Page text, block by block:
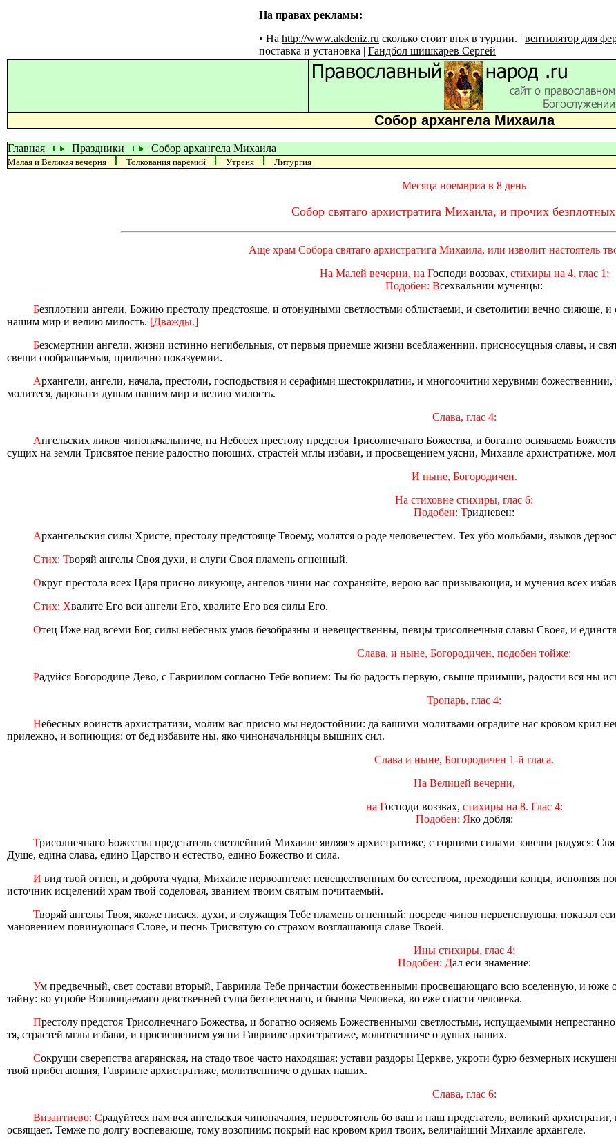
На правах рекламы:
• На http://www.akdeniz.ru сколько стоит внж в турции. | вентилятор для
поставка и установка | Гандбол шишкарев Сергей
Собор архангела Михаила
Главная Праздники Собор архангела Михаила
Малая и Великая вечерня Толкования паремий Утреня Литургия
Месяца ноемвриа в 8 день
Собор святаго архистратига Михаила, и прочих
Аще храм Собора святаго архистратига Михаила, или изволит настоятель
На Малей вечерни, на Господи воззвах, стихиры на 4, глас 1:
Подобен: Всехвальнии мученцы:
Безплотнии ангели, Божию престолу предстояще, и отонудными светлостьми облистаеми, и светолитии вечно сияюще,
нашим мир и велию милость. [Дважды.]
Безсмертнии ангели, жизни истинно негибельныя, от первыя приемше жизни всеблаженнии, присносущныя славы, и
свещи сообращаемыя, прилично показуемии.
Архангели, ангели, начала, престоли, господьствия и серафими шестокрилатии, и многоочитии херувими
молитеся, даровати душам нашим мир и велию милость.
Слава, глас 4:
Ангельских ликов чиноначальниче, на Небесех престолу предстоя Трисолнечнаго Божества, и богатно осияваемь
сущих на земли Трисвятое пение радостно поющих, страстей мглы избави, и просвещением уясни, Михаиле архистратиже,
И ныне, Богородичен.
На стиховне стихиры, глас 6:
Подобен: Тридневен:
Архангельския силы Христе, престолу предстояще Твоему, молятся о роде человечестем. Тех убо мольбами, языков
Стих: Творяй ангелы Своя духи, и слуги Своя пламень огненный.
Округ престола всех Царя присно ликующе, ангелов чини нас сохраняйте, верою вас призывающия, и мучения всех
Стих: Хвалите Его вси ангели Его, хвалите Его вся силы Его.
Отец Иже над всеми Бог, силы небесных умов безобразны и невещественны, певцы трисолнечныя славы Своея, и
Слава, и ныне, Богородичен, подобен тойже:
Радуйся Богородице Дево, с Гавриилом согласно Тебе вопием: Ты бо радость первую, свыше приимши, радости вся ны
Тропарь, глас 4:
Небесных воинств архистратизи, молим вас присно мы недостойнии: да вашими молитвами оградите нас кровом крил
прилежно, и вопиющия: от бед избавите ны, яко чиноначальницы вышних сил.
Слава и ныне, Богородичен 1-й гласа.
На Велицей вечерни,
на Господи воззвах, стихиры на 8. Глас 4:
Подобен: Яко добля:
Трисолнечнаго Божества предстатель светлейший Михаиле являяся архистратиже, с горними силами зовеши радуяся:
Душе, едина слава, едино Царство и естество, едино Божество и сила.
И вид твой огнен, и доброта чудна, Михаиле первоангеле: невещественным бо естеством, преходиши концы, исполняя
источник исцелений храм твой соделовая, званием твоим святым почитаемый.
Творяй ангелы Твоя, якоже писася, духи, и служащия Тебе пламень огненный: посреде чинов первенствующа, показал
мановением повинующася Слове, и песнь Трисвятую со страхом возглашающа славе Твоей.
Ины стихиры, глас 4:
Подобен: Дал еси знамение:
Ум предвечный, свет состави вторый, Гавриила Тебе причастии божественными просвещающаго всю вселенную, и
тайну: во утробе Воплощаемаго девственней суща безтелеснаго, и бывша Человека, во еже спасти человека.
Престолу предстоя Трисолнечнаго Божества, и богатно осияемь Божественными светлостьми, испущаемыми
тя, страстей мглы избави, и просвещением уясни Гаврииле архистратиже, молитвенниче о душах наших.
Сокруши сверепства агарянская, на стадо твое часто находящая: устави раздоры Церкве, укроти бурю безмерных
твой прибегающия, Гаврииле архистратиже, молитвенниче о душах наших.
Слава, глас 6:
Византиево: Срадуйтеся нам вся ангельская чиноначалия, первостоятель бо ваш и наш предстатель, великий
освящает. Темже по долгу воспевающе, тому возопиим: покрый нас кровом крил твоих, величайший Михаиле архангеле.